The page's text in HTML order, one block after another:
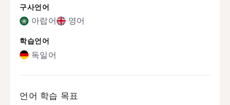
구사언어
아랍어 영어
학습언어
독일어
언어 학습 목표